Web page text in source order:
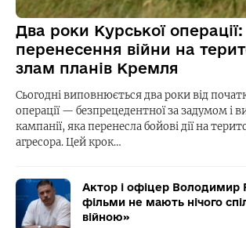
Два роки Курської операції:
перенесення війни на
злам планів Кремля
Сьогодні виповнюється два роки від
операції — безпрецедентної за задумом і
кампанії, яка перенесла бойові дії на
агресора. Цей крок…
Актор і офіцер Володимир
фільми не мають нічого
війною»